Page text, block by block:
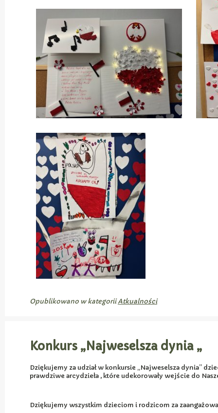
Opublikowano w kategoriiAtkualności
Konkurs „Najweselsza dynia „
Dziękujemy za udział w konkursie „Najweselsza dynia”
prawdziwe arcydzieła , które udekorowały wejście do
Dziękujemy wszystkim dzieciom i rodzicom za